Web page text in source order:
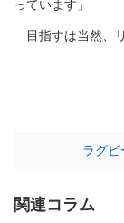
っています」
目指すは当然、
ラグビ
関連コラム